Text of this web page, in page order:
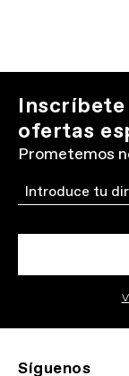
ofertas
Prometemos
Email
Síguenos